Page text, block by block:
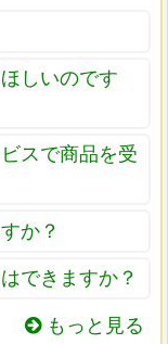
しいのです
スで商品を受
か？
できますか？
もっと見る